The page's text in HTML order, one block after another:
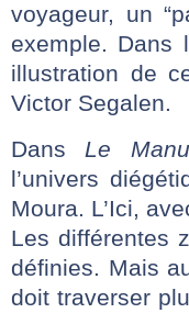
voyageur, un
exemple. Dans
illustration de
Victor Segalen.
Dans Le
l’univers
Moura. L’Ici,
Les différentes
définies. Mais
doit traverser